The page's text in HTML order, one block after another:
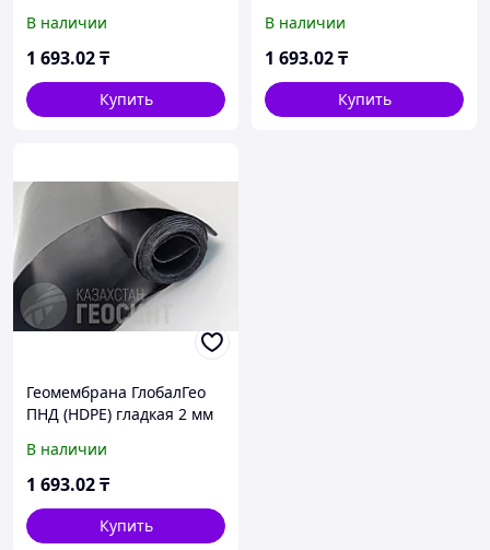
В наличии
1 693.02₸
Купить
В наличии
1 693.02₸
Купить
Геомембрана ГлобалГео
ПНД (HDPE) гладкая 2 мм
В наличии
1 693.02₸
Купить